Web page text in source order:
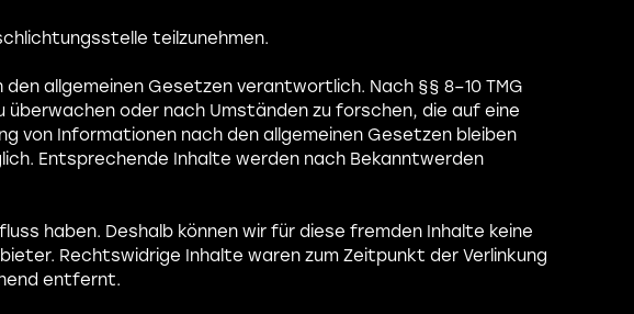
teilzunehmen.
allgemeinen Gesetzen verantwortlich. Nach §§ 8–10 TMG
oder nach Umständen zu forschen, die auf eine
von Informationen nach den allgemeinen Gesetzen bleiben
Entsprechende Inhalte werden nach Bekanntwerden
haben. Deshalb können wir für diese fremden Inhalte keine
Rechtswidrige Inhalte waren zum Zeitpunkt der Verlinkung
entfernt.